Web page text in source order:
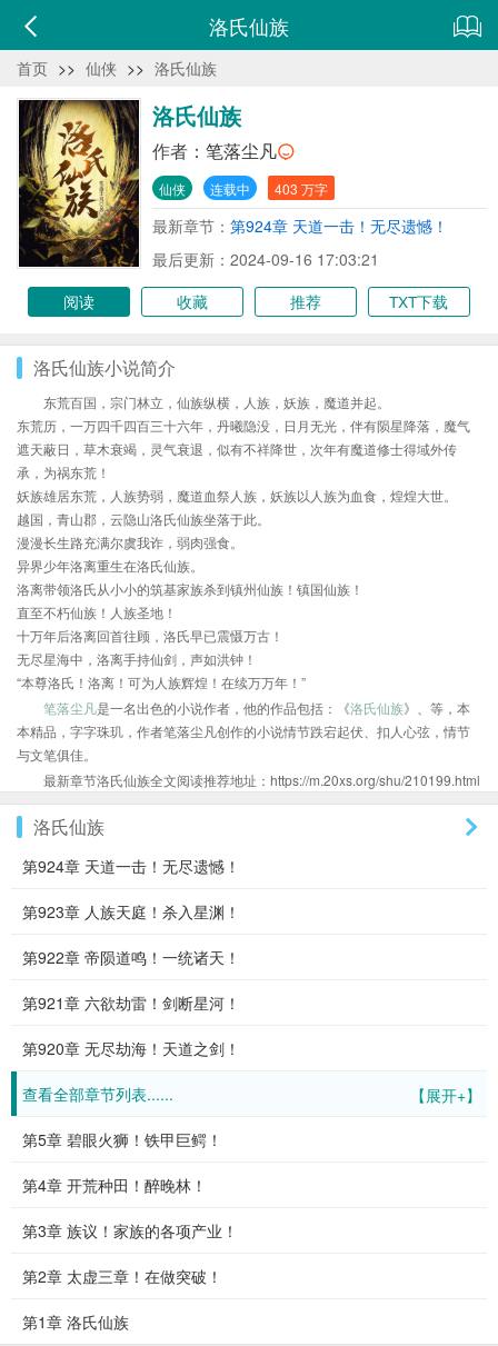
洛氏仙族
首页 >> 仙侠 >> 洛氏仙族
洛氏仙族
作者： 笔落尘凡
仙侠 连载中 403 万字
最新章节： 第924章 天道一击！无尽遗憾！
最后更新：2024-09-16 17:03:21
阅读
收藏 推荐 TXT下载
洛氏仙族小说简介
东荒百国，宗门林立，仙族纵横，人族，妖族，魔道并起。
东荒历，一万四千四百三十六年，丹曦隐没，日月无光，伴有陨星降落，魔气
遮天蔽日，草木衰竭，灵气衰退，似有不祥降世，次年有魔道修士得域外传
承，为祸东荒！
妖族雄居东荒，人族势弱，魔道血祭人族，妖族以人族为血食，煌煌大世。
越国，青山郡，云隐山洛氏仙族坐落于此。
漫漫长生路充满尔虞我诈，弱肉强食。
异界少年洛离重生在洛氏仙族。
洛离带领洛氏从小小的筑基家族杀到镇州仙族！镇国仙族！
直至不朽仙族！人族圣地！
十万年后洛离回首往顾，洛氏早已震慑万古！
无尽星海中，洛离手持仙剑，声如洪钟！
“本尊洛氏！洛离！可为人族辉煌！在续万万年！”
笔落尘凡是一名出色的小说作者，他的作品包括：《洛氏仙族》、等，本
本精品，字字珠玑，作者笔落尘凡创作的小说情节跌宕起伏、扣人心弦，情节
与文笔俱佳。
最新章节洛氏仙族全文阅读推荐地址：https://m.20xs.org/shu/210199.html
洛氏仙族
第924章 天道一击！无尽遗憾！
第923章 人族天庭！杀入星渊！
第922章 帝陨道鸣！一统诸天！
第921章 六欲劫雷！剑断星河！
第920章 无尽劫海！天道之剑！
【展开+】
查看全部章节列表......
第5章 碧眼火狮！铁甲巨鳄！
第4章 开荒种田！醉晚林！
第3章 族议！家族的各项产业！
第2章 太虚三章！在做突破！
第1章 洛氏仙族